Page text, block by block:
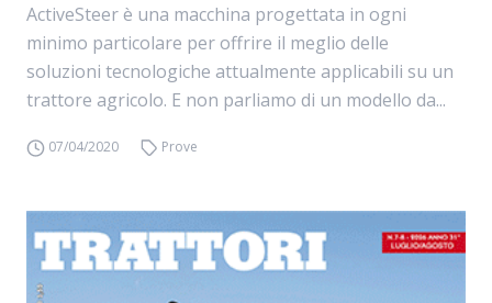
ActiveSteer è una macchina progettata in ogni
minimo particolare per offrire il meglio delle
soluzioni tecnologiche attualmente applicabili su un
trattore agricolo. E non parliamo di un modello da...
07/04/2020 Prove